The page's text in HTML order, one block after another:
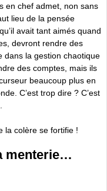
en chef admet, non sans
lieu de la pensée
avait tant aimés quand
devront rendre des
dans la gestion chaotique
des comptes, mais ils
beaucoup plus en
C’est trop dire ? C’est
la colère se fortifie !
menterie…